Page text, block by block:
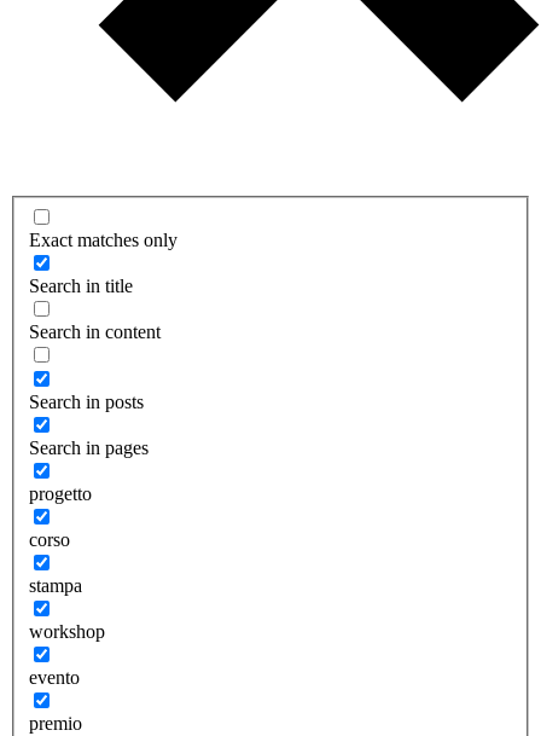
Exact matches only
Search in title
Search in content
Search in posts
Search in pages
progetto
corso
stampa
workshop
evento
premio